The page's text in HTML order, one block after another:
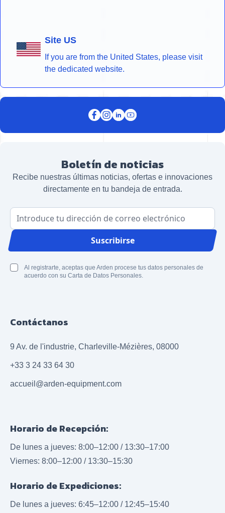
Site US
If you are from the United States, please visit
the dedicated website.
Boletín de noticias
Recibe nuestras últimas noticias, ofertas e innovaciones
directamente en tu bandeja de entrada.
Dirección de correo electrónico
Suscribirse
Al registrarte, aceptas que Arden procese tus datos personales de
acuerdo con su Carta de Datos Personales.
Contáctanos
9 Av. de l'industrie, Charleville-Mézières, 08000
+33 3 24 33 64 30
accueil@arden-equipment.com
Horario de Recepción:
De lunes a jueves: 8:00–12:00 / 13:30–17:00
Viernes: 8:00–12:00 / 13:30–15:30
Horario de Expediciones:
De lunes a jueves: 6:45–12:00 / 12:45–15:40